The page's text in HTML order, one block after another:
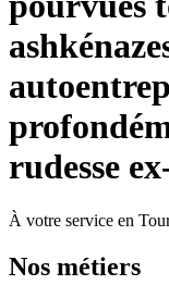
rudesse
À votre service en
Nos métiers